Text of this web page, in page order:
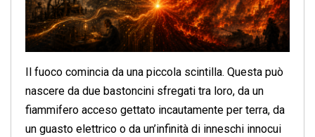
Il fuoco comincia da una piccola scintilla. Questa può
nascere da due bastoncini sfregati tra loro, da un
fiammifero acceso gettato incautamente per terra, da
un guasto elettrico o da un’infinità di inneschi innocui